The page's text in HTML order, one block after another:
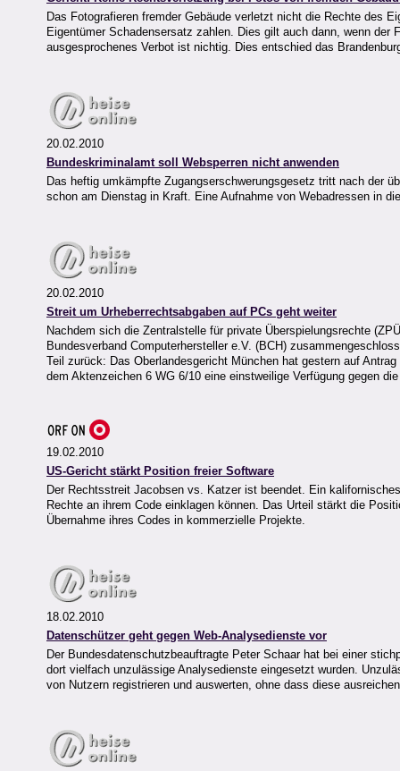
Das Fotografieren fremder Gebäude verletzt nicht die Rechte des
Eigentümer Schadensersatz zahlen. Dies gilt auch dann, wenn
ausgesprochenes Verbot ist nichtig. Dies entschied das
20.02.2010
Bundeskriminalamt soll Websperren nicht anwenden
Das heftig umkämpfte Zugangserschwerungsgesetz tritt nach der
schon am Dienstag in Kraft. Eine Aufnahme von Webadressen in
20.02.2010
Streit um Urheberrechtsabgaben auf PCs geht weiter
Nachdem sich die Zentralstelle für private Überspielungsrechte
Bundesverband Computerhersteller e.V. (BCH)
Teil zurück: Das Oberlandesgericht München hat gestern auf
dem Aktenzeichen 6 WG 6/10 eine einstweilige Verfügung gegen
19.02.2010
US-Gericht stärkt Position freier Software
Der Rechtsstreit Jacobsen vs. Katzer ist beendet. Ein
Rechte an ihrem Code einklagen können. Das Urteil stärkt die
Übernahme ihres Codes in kommerzielle Projekte.
18.02.2010
Datenschützer geht gegen Web-Analysedienste vor
Der Bundesdatenschutzbeauftragte Peter Schaar hat bei einer
dort vielfach unzulässige Analysedienste eingesetzt wurden.
von Nutzern registrieren und auswerten, ohne dass diese